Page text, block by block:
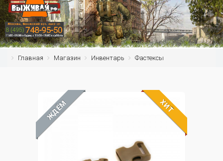
Главная Магазин Инвентарь Фастексы
ЖДЁМ ХИТ